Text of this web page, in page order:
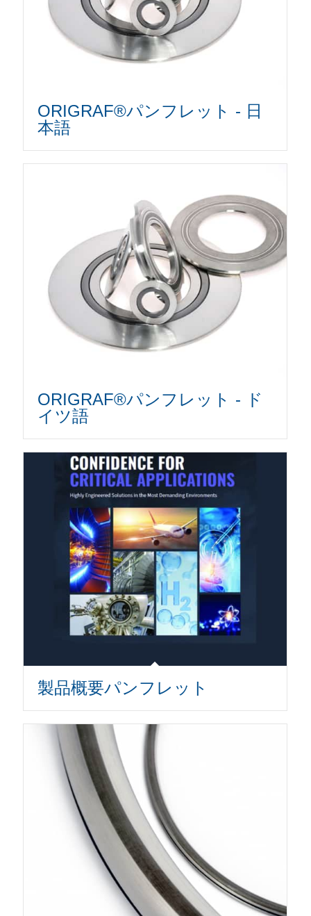
ORIGRAF®パンフレット - 日
本語
ORIGRAF®パンフレット - ド
イツ語
製品概要パンフレット